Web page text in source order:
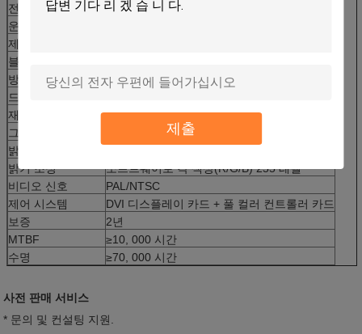
제출
전류
≤20mA(단일 LED)
운영 체제
제어 방법
블라인드 스폿 비율
방수 등급
IP65
드라이브 유형
재생 빈도
≥1000Hz/s
그레이 스케일/색상
각 색상(R/G/B) 256 레벨/ 1670만 색상
밝기
밝기 조정
소프트웨어로 각 색상(R/G/B) 255 레벨
비디오 신호
PAL/NTSC
제어 시스템
DVI 디스플레이 카드 + 풀 컬러 컨트롤러 카드
보증
2년
MTBF
≥10, 000 시간
수명
≥70, 000 시간
사전 판매 서비스
* 문의 및 컨설팅 지원.